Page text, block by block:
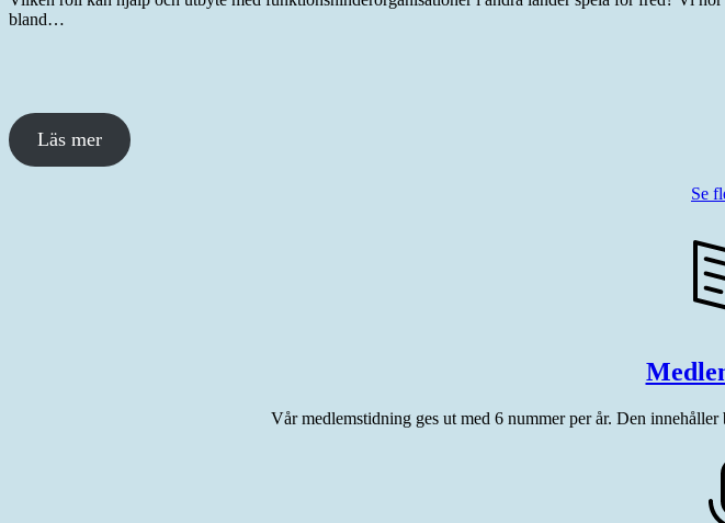
bland…
Läs mer
Se
Vår medlemstidning ges ut med 6 nummer per år. Den